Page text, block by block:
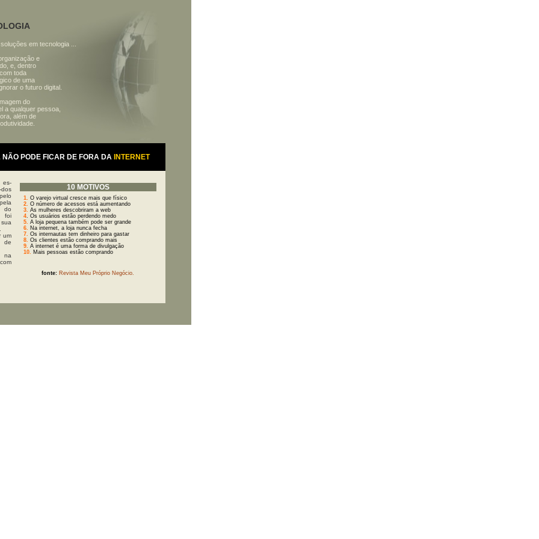
em tecnologia ...
e
e, dentro
toda
de uma
o futuro digital.
do
a qualquer pessoa,
além de
NÃO PODE FICAR DE FORA DA INTERNET
foi
um
de
na
10 MOTIVOS
1. O varejo virtual cresce mais que físico
2. O número de acessos está aumentando
3. As mulheres descobriram a web
4. Os usuários estão perdendo medo
5. A loja pequena também pode ser grande
6. Na internet, a loja nunca fecha
7. Os internautas tem dinheiro para gastar
8. Os clientes estão comprando mais
9. A internet é uma forma de divulgação
10. Mais pessoas estão comprando
fonte: Revista Meu Próprio Negócio.